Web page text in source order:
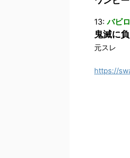
13:バビ
鬼滅に
元スレ
https://